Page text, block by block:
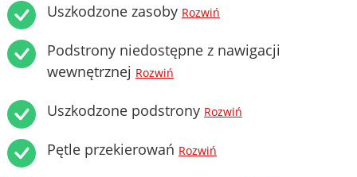
Uszkodzone zasoby Rozwiń
Podstrony niedostępne z nawigacji
wewnętrznej Rozwiń
Uszkodzone podstrony Rozwiń
Pętle przekierowań Rozwiń